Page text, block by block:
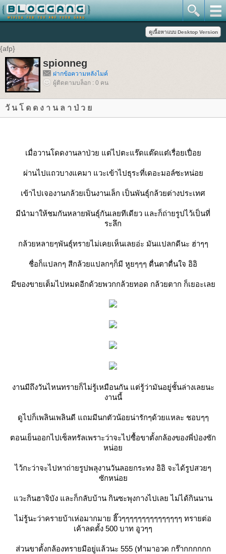
{afp}
spionneg
ฝากข้อความหลังไมค์
ผู้ติดตามบล็อก : 0 คน
วั น โ ด ด ง า น ล า ป่ ว ย
เมื่อวานโดดงานลาป่วย แต่ไปตะแร๊ดแต๊ดแต๋เรื่อยเปื่อย
ผ่านไปแถวบางแคมา แวะเข้าไปธุระที่เดอะมอล์ซะหน่อย
เข้าไปเจองานกล้วยเป็นงานเล็ก เป็นพันธุ์กล้วยต่างประเทศ
มีนำมาให้ชมกันหลายพันธุ์กันเลยทีเดียว และก็ถ่ายรูปไว้เป็นที่
ระลึก
กล้วยหลายๆพันธุ์ทรายไม่เคยเห็นเลยอ่ะ มันแปลกดีนะ ฮ่าๆๆ
ชื่อก็แปลกๆ สีกล้วยแปลกๆก็มี หูยๆๆๆ ตื่นตาตื่นใจ อิอิ
มีของขายเต็มไปหมดอีกด้วยพวกกล้วยทอด กล้วยตาก ก็เยอะเลย
งานมีถึงวันไหนทรายก็ไม่รู้เหมือนกัน แต่รู้ว่ามันอยู่ชั้นล่างเลยนะ
งานนี้
ดูไปก็เพลินเพลินดี แถมมีนกตัวน้อยน่ารักๆด้วยแหละ ชอบๆๆ
ตอนเย็นออกไปเซ็ลทรัลเพราะว่าจะไปซื้อขาตั้งกล้องของพี่ป่องซัก
หน่อย
ไว้กะว่าจะไปหาถ่ายรูปพลุงานวันลอยกระทง อิอิ จะได้รูปสวยๆ
ซักหน่อย
แวะกินฮาจิบัง และก็กลับบ้าน กินซะพุงกางไปเลย ไม่ได้กินนาน
ไม่รู้นะว่าครายบ้าเห่อมากมาย ฮิ๊วๆๆๆๆๆๆๆๆๆๆๆๆๆๆๆ ทรายต่อ
เค้าลดตั้ง 500 บาท อูวๆๆ
ส่วนขาตั้งกล้องทรายมีอยู่แล้วนะ 555 (ทำมาอวด กร๊ากกกกกก